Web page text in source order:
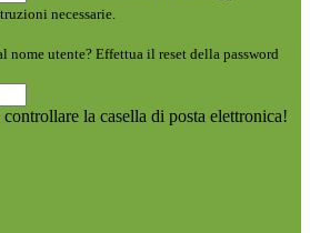
necessarie.
nome utente? Effettua il reset della password
la casella di posta elettronica!